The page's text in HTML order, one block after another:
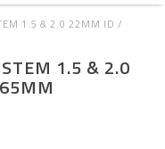
1.5 & 2.0 22MM ID /
1.5 & 2.0